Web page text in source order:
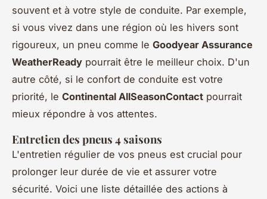
souvent et à votre style de conduite. Par exemple,
si vous vivez dans une région où les hivers sont
rigoureux, un pneu comme le Goodyear Assurance
WeatherReady pourrait être le meilleur choix. D'un
autre côté, si le confort de conduite est votre
priorité, le Continental AllSeasonContact pourrait
mieux répondre à vos attentes.
Entretien des pneus 4 saisons
L'entretien régulier de vos pneus est crucial pour
prolonger leur durée de vie et assurer votre
sécurité. Voici une liste détaillée des actions à